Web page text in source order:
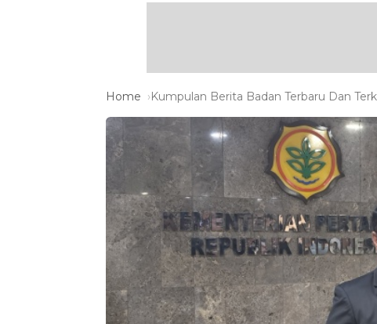
Home Kumpulan Berita Badan Terbaru Dan